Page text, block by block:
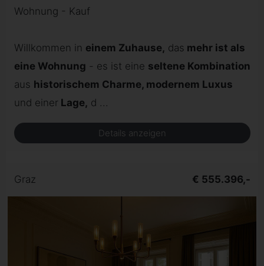
Wohnung - Kauf
Willkommen in einem Zuhause, das mehr ist als
eine Wohnung - es ist eine seltene Kombination
aus historischem Charme, modernem Luxus
und einer Lage, d ...
Details anzeigen
Graz € 555.396,-